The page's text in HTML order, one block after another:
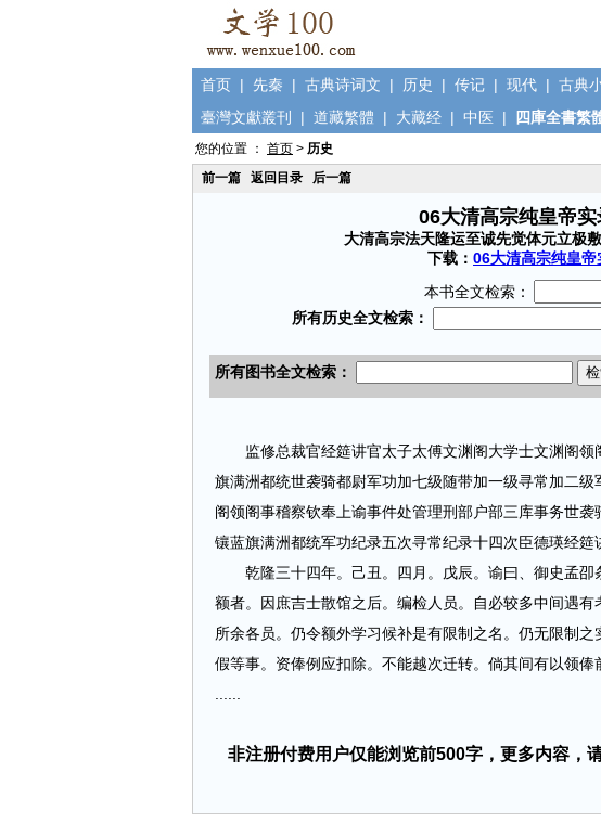
首页 | 先秦 | 古典诗词文 | 历史 | 传记 | 现代 | 古典
臺灣文獻叢刊
| 道藏繁體 | 大藏经 | 中医 | 四庫全書繁
您的位置 ： 首页 > 历史
前一篇
返回目录 后一篇
06大清高宗纯皇帝实
大清高宗法天隆运至诚先觉体元立极
下载： 06大清高宗纯皇
本书全文检索：
监修总裁官经筵讲官太子太傅文渊阁大学士文渊阁领
旗满洲都统世袭骑都尉军功加七级随带加一级寻常加二
阁领阁事稽察钦奉上谕事件处管理刑部户部三库事务世
镶蓝旗满洲都统军功纪录五次寻常纪录十四次臣德瑛经
乾隆三十四年。己丑。四月。戊辰。谕曰、御史孟卲
额者。因庶吉士散馆之后。编检人员。自必较多中间遇
所余各员。仍令额外学习候补是有限制之名。仍无限制
假等事。资俸例应扣除。不能越次迁转。倘其间有以领
非注册付费用户仅能浏览前500字，更多内容，